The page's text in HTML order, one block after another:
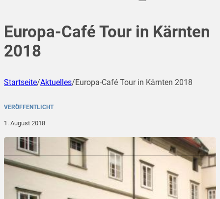
Europa-Café Tour in Kärnten
2018
Startseite/Aktuelles/Europa-Café Tour in Kärnten 2018
VERÖFFENTLICHT
1. August 2018